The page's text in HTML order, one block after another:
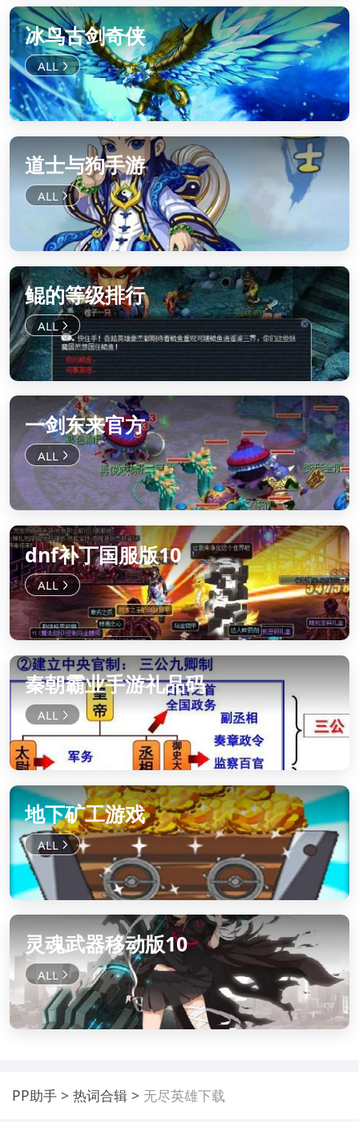
冰鸟古剑奇侠
道士与狗手游
鲲的等级排行
一剑东来官方
dnf补丁国服版10
秦朝霸业手游礼品码
地下矿工游戏
灵魂武器移动版10
PP助手 热词合辑 无尽英雄下载